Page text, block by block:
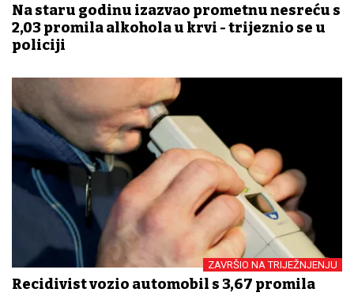
Na staru godinu izazvao prometnu nesreću s
2,03 promila alkohola u krvi - trijeznio se u
policiji
ZAVRŠIO NA TRIJEŽNJENJU
Recidivist vozio automobil s 3,67 promila